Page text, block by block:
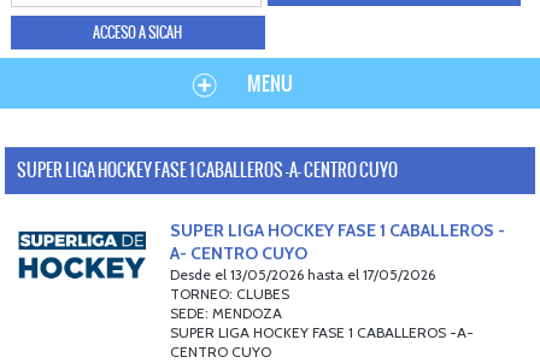
ACCESO A SICAH
MENU
SUPER LIGA HOCKEY FASE 1 CABALLEROS -A- CENTRO CUYO
SUPER LIGA HOCKEY FASE 1 CABALLEROS -
A- CENTRO CUYO
Desde el 13/05/2026 hasta el 17/05/2026
TORNEO: CLUBES
SEDE: MENDOZA
SUPER LIGA HOCKEY FASE 1 CABALLEROS -A-
CENTRO CUYO